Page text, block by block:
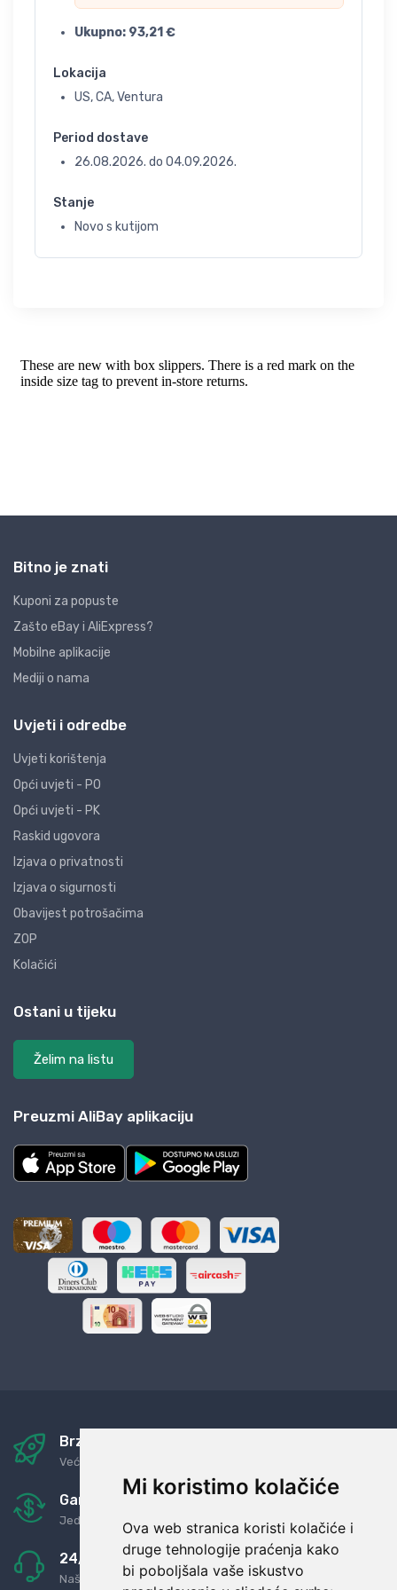
Mi koristimo kolačiće
Ova web stranica koristi kolačiće i
druge tehnologije praćenja kako
bi poboljšala vaše iskustvo
Ukupno: 93,21 €
Lokacija
US, CA, Ventura
Period dostave
26.08.2026. do 04.09.2026.
Stanje
Novo s kutijom
Bitno je znati
Kuponi za popuste
Zašto eBay i AliExpress?
Mobilne aplikacije
Mediji o nama
Uvjeti i odredbe
Uvjeti korištenja
Opći uvjeti - PO
Opći uvjeti - PK
Raskid ugovora
Izjava o privatnosti
Izjava o sigurnosti
Obavijest potrošačima
ZOP
Kolačići
Ostani u tijeku
Želim na listu
Preuzmi AliBay aplikaciju
Brza i sigurna dostava
Već za nekoliko dana kod vas
Garancija u povrat novaca
Jednostavno pravilo: Roba za novac
24/7 odlična podrška
Naši agenti uvijek na raspolaganju